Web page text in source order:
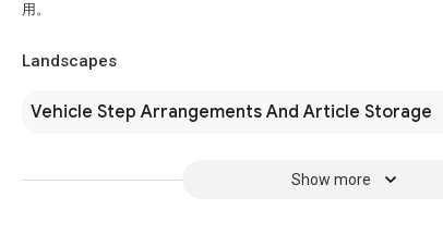
用。
Landscapes
Vehicle Step Arrangements And Article Storage
Show more